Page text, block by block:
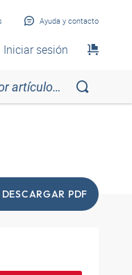
Ayuda y contacto
Iniciar sesión
DESCARGAR PDF